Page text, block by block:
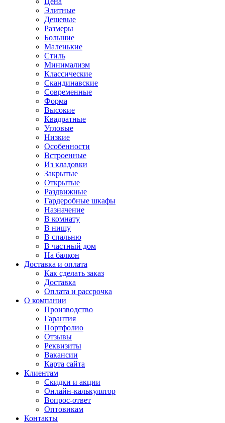
Элитные
Дешевые
Размеры
Большие
Маленькие
Стиль
Минимализм
Классические
Скандинавские
Современные
Форма
Высокие
Квадратные
Угловые
Низкие
Особенности
Встроенные
Из кладовки
Закрытые
Открытые
Раздвижные
Гардеробные шкафы
Назначение
В комнату
В нишу
В спальню
В частный дом
На балкон
Доставка и оплата
Как сделать заказ
Доставка
Оплата и рассрочка
О компании
Производство
Гарантия
Портфолио
Отзывы
Реквизиты
Вакансии
Карта сайта
Клиентам
Скидки и акции
Онлайн-калькулятор
Вопрос-ответ
Оптовикам
Контакты